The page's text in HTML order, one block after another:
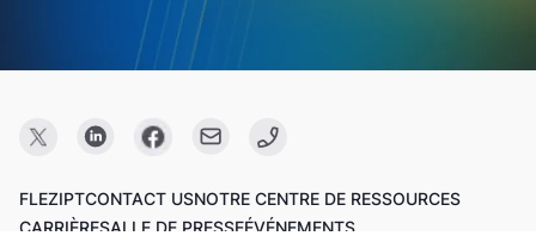
FLEZIPTCONTACT USNOTRE CENTRE DE RESSOURCES
CARRIÈRESALLE DE PRESSEÉVÉNEMENTS